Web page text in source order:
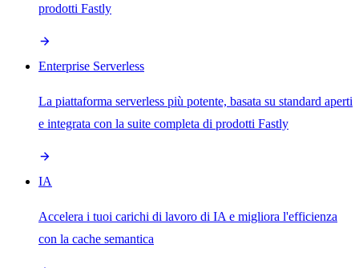
prodotti Fastly
Enterprise Serverless
La piattaforma serverless più potente, basata su standard aperti
e integrata con la suite completa di prodotti Fastly
IA
Accelera i tuoi carichi di lavoro di IA e migliora l'efficienza
con la cache semantica